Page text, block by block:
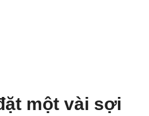
một vài sợi